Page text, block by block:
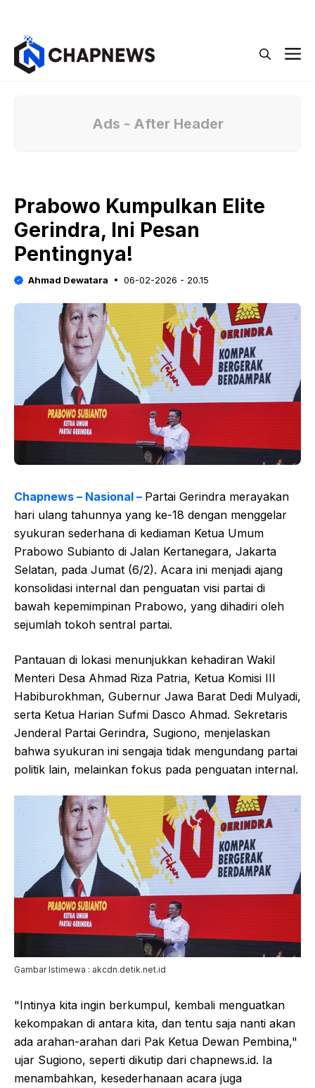
Ads - After Header
Prabowo Kumpulkan Elite
Gerindra, Ini Pesan
Pentingnya!
Ahmad Dewatara 06-02-2026 - 20.15
Chapnews – Nasional – Partai Gerindra merayakan
hari ulang tahunnya yang ke-18 dengan menggelar
syukuran sederhana di kediaman Ketua Umum
Prabowo Subianto di Jalan Kertanegara, Jakarta
Selatan, pada Jumat (6/2). Acara ini menjadi ajang
konsolidasi internal dan penguatan visi partai di
bawah kepemimpinan Prabowo, yang dihadiri oleh
sejumlah tokoh sentral partai.
Pantauan di lokasi menunjukkan kehadiran Wakil
Menteri Desa Ahmad Riza Patria, Ketua Komisi III
Habiburokhman, Gubernur Jawa Barat Dedi Mulyadi,
serta Ketua Harian Sufmi Dasco Ahmad. Sekretaris
Jenderal Partai Gerindra, Sugiono, menjelaskan
bahwa syukuran ini sengaja tidak mengundang partai
politik lain, melainkan fokus pada penguatan internal.
Gambar Istimewa : akcdn.detik.net.id
"Intinya kita ingin berkumpul, kembali menguatkan
kekompakan di antara kita, dan tentu saja nanti akan
ada arahan-arahan dari Pak Ketua Dewan Pembina,"
ujar Sugiono, seperti dikutip dari chapnews.id. Ia
menambahkan, kesederhanaan acara juga